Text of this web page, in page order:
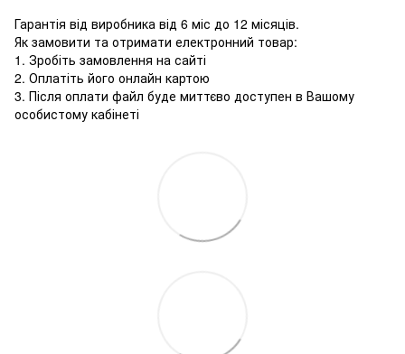
Гарантія від виробника від 6 міс до 12 місяців.
Як замовити та отримати електронний товар:
1. Зробіть замовлення на сайті
2. Оплатіть його онлайн картою
3. Після оплати файл буде миттєво доступен в Вашому
особистому кабінеті